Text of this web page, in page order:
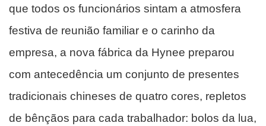
que todos os funcionários sintam a atmosfera
festiva de reunião familiar e o carinho da
empresa, a nova fábrica da Hynee preparou
com antecedência um conjunto de presentes
tradicionais chineses de quatro cores, repletos
de bênçãos para cada trabalhador: bolos da lua,